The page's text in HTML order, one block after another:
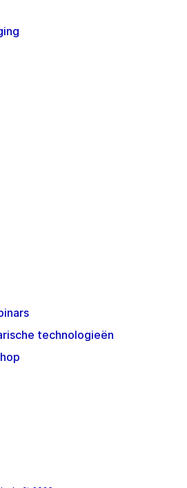
technologieën